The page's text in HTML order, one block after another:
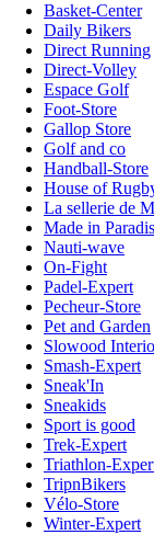
Basket-Center
Daily Bikers
Direct Running
Direct-Volley
Espace Golf
Foot-Store
Gallop Store
Golf and co
Handball-Store
House of
La sellerie de
Made in Paradis
Nauti-wave
On-Fight
Padel-Expert
Pecheur-Store
Pet and Garden
Slowood
Smash-Expert
Sneak'In
Sneakids
Sport is good
Trek-Expert
Triathlon-
TripnBikers
Vélo-Store
Winter-Expert